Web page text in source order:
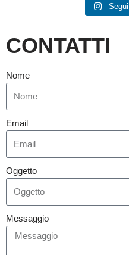
CONTATTI
Nome
Email
Oggetto
Messaggio